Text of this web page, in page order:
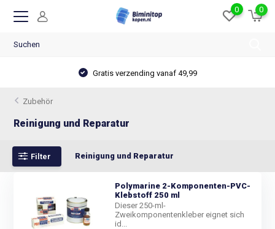
0 0
Gratis verzending vanaf 49,99
Zubehör
Reinigung und Reparatur
Filter Reinigung und Reparatur
Polymarine 2-Komponenten-PVC-
Klebstoff 250 ml
Dieser 250-ml-
Zweikomponentenkleber eignet sich
id...